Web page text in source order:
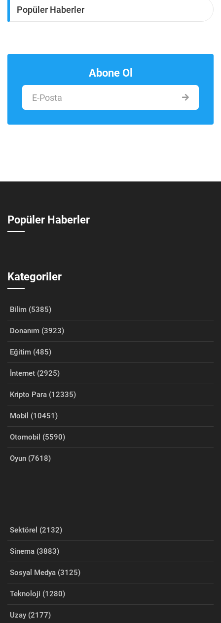
Popüler Haberler
Abone Ol
Popüler Haberler
Kategoriler
Bilim (5385)
Donanım (3923)
Eğitim (485)
İnternet (2925)
Kripto Para (12335)
Mobil (10451)
Otomobil (5590)
Oyun (7618)
Sektörel (2132)
Sinema (3883)
Sosyal Medya (3125)
Teknoloji (1280)
Uzay (2177)